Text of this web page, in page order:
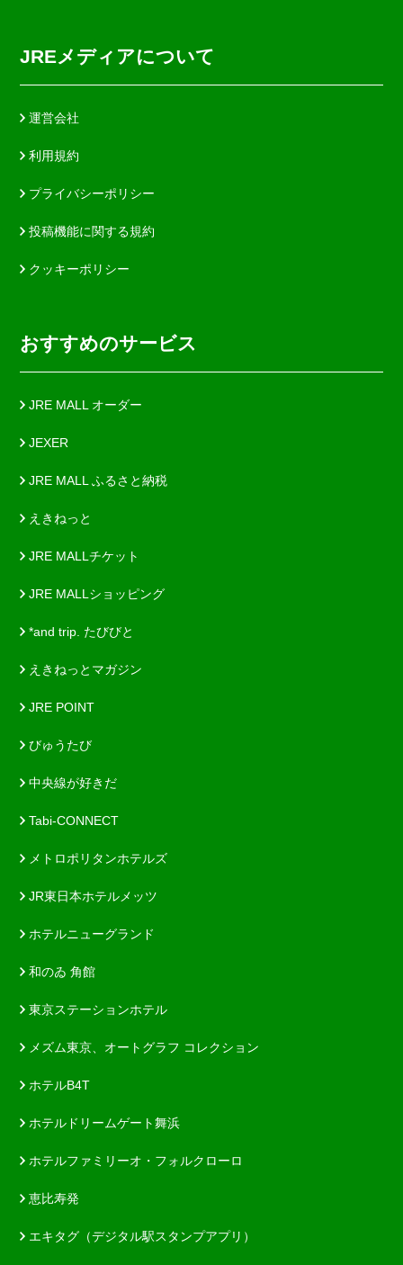
JREメディアについて
運営会社
利用規約
プライバシーポリシー
投稿機能に関する規約
クッキーポリシー
おすすめのサービス
JRE MALL オーダー
JEXER
JRE MALL ふるさと納税
えきねっと
JRE MALLチケット
JRE MALLショッピング
*and trip. たびびと
えきねっとマガジン
JRE POINT
びゅうたび
中央線が好きだ
Tabi-CONNECT
メトロポリタンホテルズ
JR東日本ホテルメッツ
ホテルニューグランド
和のゐ 角館
東京ステーションホテル
メズム東京、オートグラフ コレクション
ホテルB4T
ホテルドリームゲート舞浜
ホテルファミリーオ・フォルクローロ
恵比寿発
エキタグ（デジタル駅スタンプアプリ）